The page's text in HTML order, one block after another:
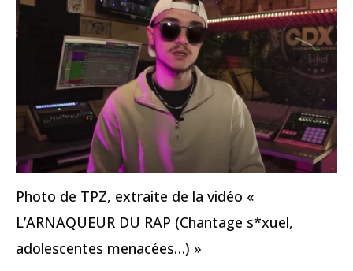
Photo de TPZ, extraite de la vidéo «
L’ARNAQUEUR DU RAP (Chantage s*xuel,
adolescentes menacées…) »